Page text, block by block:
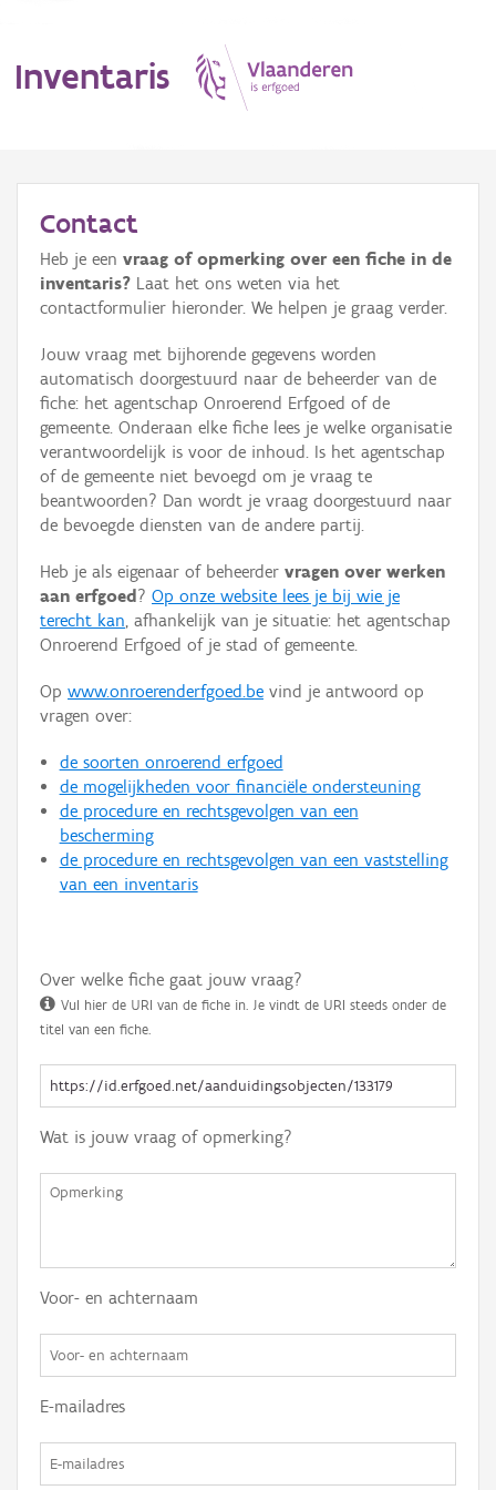
Inventaris
Erfgoedobject
Aanduidingsobject
Waarneming
Thema
Gebeurtenis
Persoon of collectief
Hergebruik
Aanmelden
Contact
Heb je een vraag of opmerking over een fiche in de
inventaris? Laat het ons weten via het
contactformulier hieronder. We helpen je graag verder.
Jouw vraag met bijhorende gegevens worden
automatisch doorgestuurd naar de beheerder van de
fiche: het agentschap Onroerend Erfgoed of de
gemeente. Onderaan elke fiche lees je welke organisatie
verantwoordelijk is voor de inhoud. Is het agentschap
of de gemeente niet bevoegd om je vraag te
beantwoorden? Dan wordt je vraag doorgestuurd naar
de bevoegde diensten van de andere partij.
Heb je als eigenaar of beheerder vragen over werken
aan erfgoed ? Op onze website lees je bij wie je
terecht kan, afhankelijk van je situatie: het agentschap
Onroerend Erfgoed of je stad of gemeente.
Op www.onroerenderfgoed.be vind je antwoord op
vragen over:
de soorten onroerend erfgoed
de mogelijkheden voor financiële ondersteuning
de procedure en rechtsgevolgen van een
bescherming
de procedure en rechtsgevolgen van een vaststelling
van een inventaris
Over welke fiche gaat jouw vraag?
Vul hier de URI van de fiche in. Je vindt de URI steeds onder de
titel van een fiche.
Wat is jouw vraag of opmerking?
Voor- en achternaam
E-mailadres